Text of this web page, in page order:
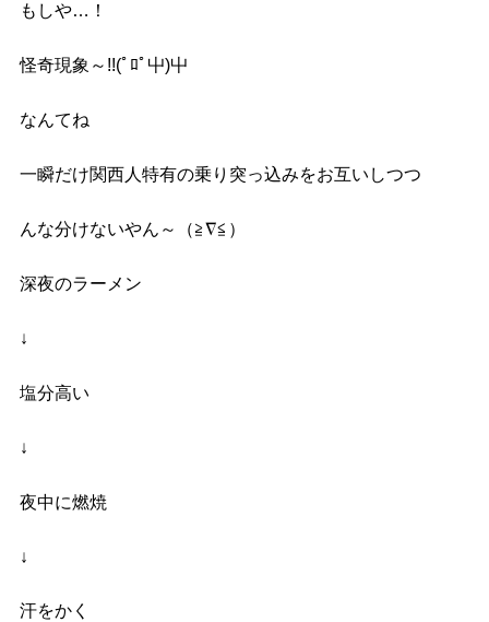
もしや…！
怪奇現象～!!(ﾟﾛﾟ屮)屮
なんてね
一瞬だけ関西人特有の乗り突っ込みをお互いしつつ
んな分けないやん～（≧∇≦）
深夜のラーメン
↓
塩分高い
↓
夜中に燃焼
↓
汗をかく